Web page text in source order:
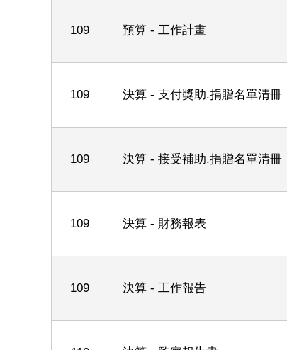
109 預算 - 工作計畫
109 決算 - 支付獎助.捐贈名單清冊
109 決算 - 接受補助.捐贈名單清冊
109 決算 - 財務報表
109 決算 - 工作報告